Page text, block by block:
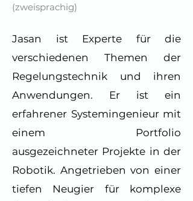
(zweisprachig)
Jasan ist Experte für die
verschiedenen Themen der
Regelungstechnik und ihren
Anwendungen. Er ist ein
erfahrener Systemingenieur mit
einem Portfolio
ausgezeichneter Projekte in der
Robotik. Angetrieben von einer
tiefen Neugier für komplexe